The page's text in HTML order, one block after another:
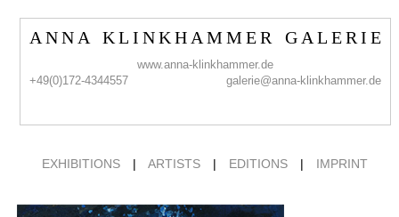
A N N A K L I N K H A M M E R G A L E R I E
www.anna-klinkhammer.de
+49(0)172-4344557
galerie@anna-klinkhammer.de
EXHIBITIONS | ARTISTS | EDITIONS | IMPRINT